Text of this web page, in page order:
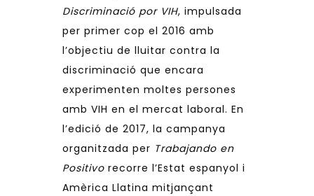
Discriminació por VIH, impulsada
per primer cop el 2016 amb
l’objectiu de lluitar contra la
discriminació que encara
experimenten moltes persones
amb VIH en el mercat laboral. En
l’edició de 2017, la campanya
organitzada per Trabajando en
Positivo recorre l’Estat espanyol i
Amèrica Llatina mitjançant